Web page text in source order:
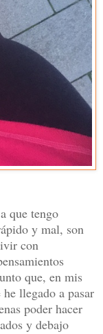
que tengo
y mal, son
con
que, en mis
llegado a pasar
poder hacer
y debajo